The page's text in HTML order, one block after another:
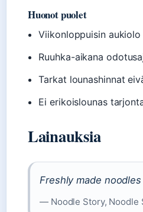
Huonot puolet
Viikonloppuisin
Ruuhka-aikana
Tarkat lounashinnat
Ei erikoislounas
Lainauksia
Freshly made
— Noodle Story, Noodle